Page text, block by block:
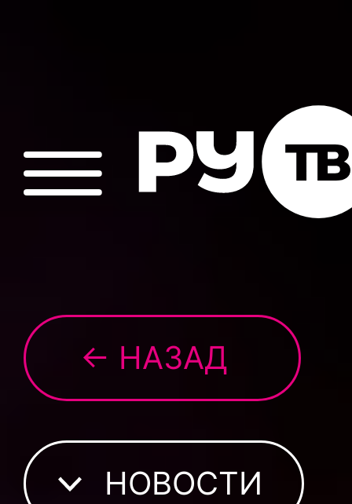
← НАЗАД
НОВОСТИ